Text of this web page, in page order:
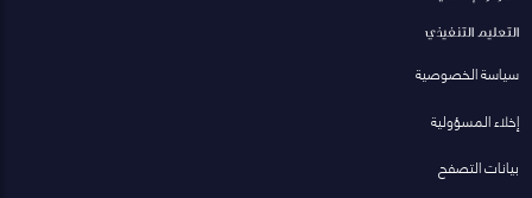
التعليم التنفيذي
سياسة الخصوصية
إخلاء المسؤولية
بيانات التصفح